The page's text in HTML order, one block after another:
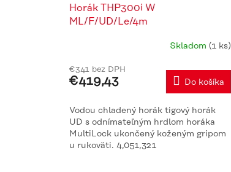
Horák THP300i W
ML/F/UD/Le/4m
Skladom (1 ks)
€341 bez DPH
€419,43 Do košíka
Vodou chladený horák tigový horák
UD s odnímateľným hrdlom horáka
MultiLock ukončený koženým gripom
u rukoväti. 4,051,321